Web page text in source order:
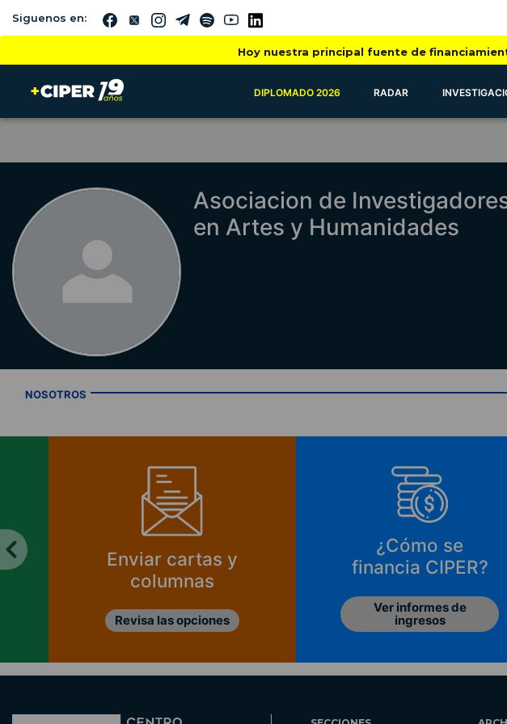
Siguenos en:
Hoy nuestra principal fuente de
DIPLOMADO 2026 RADAR
Asociacion de
en Artes y Humanidades
NOSOTROS
Enviar cartas y
columnas
Revisa las opciones
¿Cómo se
financia CIPER?
Ver informes de
ingresos